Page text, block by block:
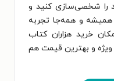
را شخصی‌سازی کنید و
و همه‌جا تجربه
خرید هزاران کتاب
و بهترین قیمت هم